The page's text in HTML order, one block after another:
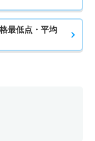
最低点・平均